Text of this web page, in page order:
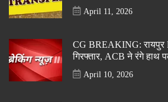
April 11, 2026
CG BREAKING: रायपुर
गिरफ्तार, ACB ने रंगे हाथ
April 10, 2026